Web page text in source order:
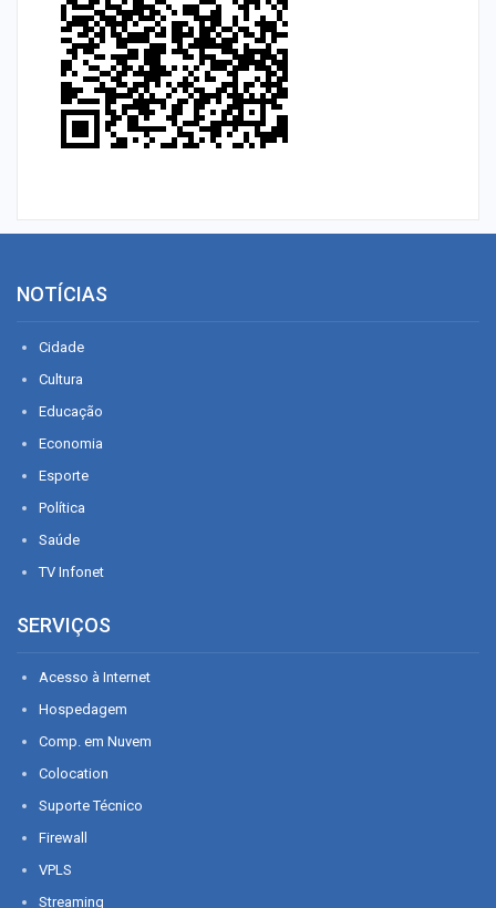
NOTÍCIAS
Cidade
Cultura
Educação
Economia
Esporte
Política
Saúde
TV Infonet
SERVIÇOS
Acesso à Internet
Hospedagem
Comp. em Nuvem
Colocation
Suporte Técnico
Firewall
VPLS
Streaming